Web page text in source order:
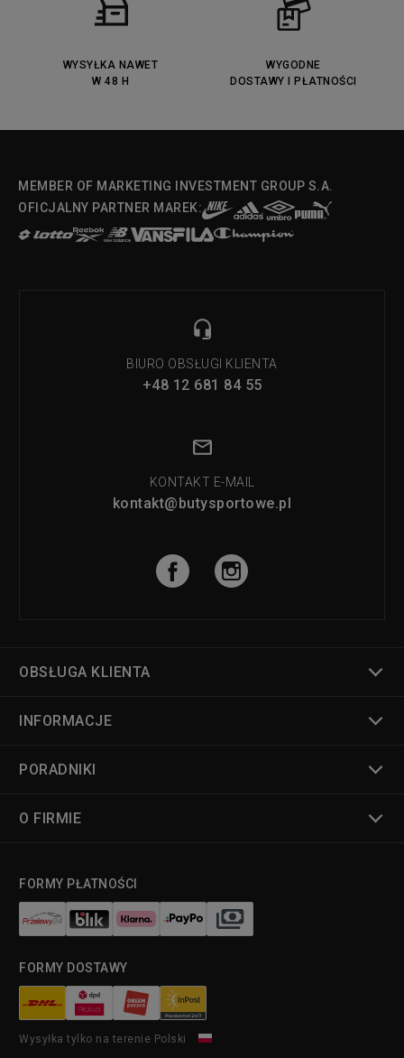
WYSYŁKA NAWET
W 48 H
WYGODNE
DOSTAWY I PŁATNOŚCI
MEMBER OF MARKETING INVESTMENT GROUP S.A.
OFICJALNY PARTNER MAREK:
BIURO OBSŁUGI KLIENTA
+48 12 681 84 55
KONTAKT E-MAIL
kontakt@butysportowe.pl
OBSŁUGA KLIENTA
INFORMACJE
PORADNIKI
O FIRMIE
FORMY PŁATNOŚCI
FORMY DOSTAWY
Wysyłka tylko na terenie Polski